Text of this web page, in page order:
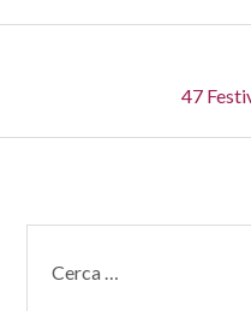
Següent:
47
lateral